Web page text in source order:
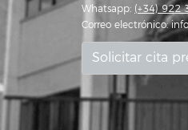
Whatsapp: (+34) 922
Correo electrónico:
Solicitar cita